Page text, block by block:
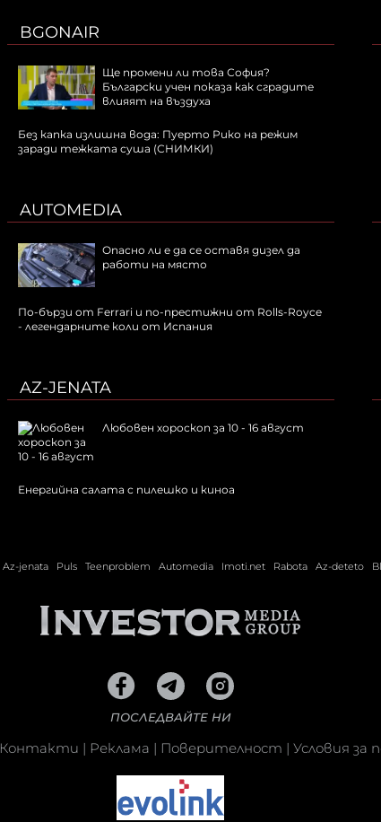
BGONAIR
Ще промени ли това София?
Български учен показа как сградите
влияят на въздуха
Без капка излишна вода: Пуерто Рико на режим
заради тежката суша (СНИМКИ)
AUTOMEDIA
Опасно ли е да се оставя дизел да
работи на място
По-бързи от Ferrari и по-престижни от Rolls-Royce
- легендарните коли от Испания
AZ-JENATA
Любовен хороскоп за 10 - 16 август
Енергийна салата с пилешко и киноа
Az-jenata Puls Teenproblem Automedia Imoti.net Rabota Az-deteto
ПОСЛЕДВАЙТЕ НИ
Контакти | Реклама | Поверителност | Условия за